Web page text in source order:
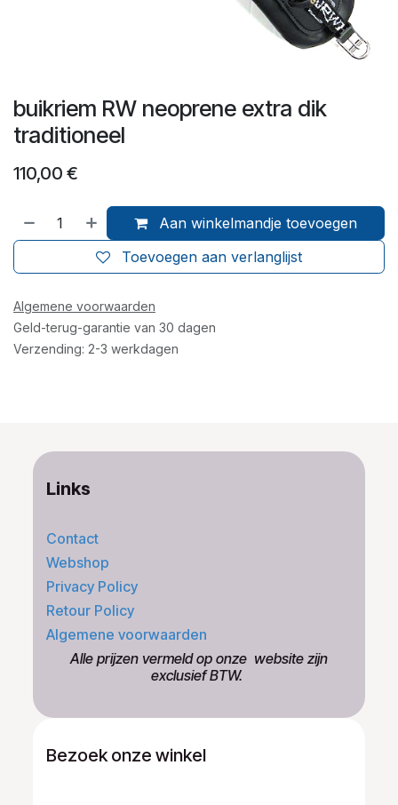
buikriem RW neoprene extra dik
traditioneel
110,00 €
Aan winkelmandje toevoegen
Toevoegen aan verlanglijst
Algemene voorwaarden
Geld-terug-garantie van 30 dagen
Verzending: 2-3 werkdagen
Links
Contact
Webshop
Privacy Policy
Retour Policy
Algemene voorwaarden
​Alle prijzen vermeld op onze ​website zijn
exclusief BTW.
Bezoek onze winkel